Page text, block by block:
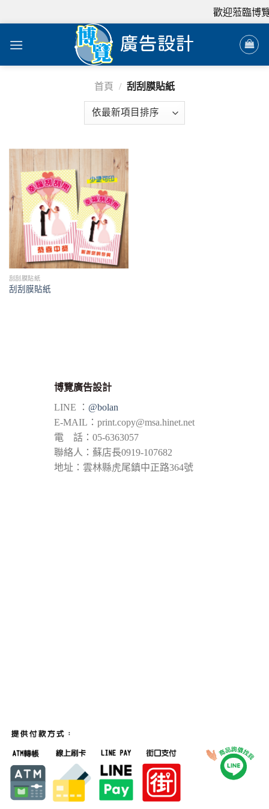
歡迎蒞臨博
首頁 / 刮刮膜貼紙
刮刮膜貼紙
刮刮膜貼紙
博覽廣告設計
LINE ： @bolan
E-MAIL： print.copy@msa.hinet.net
電 話：05-6363057
聯絡人：蘇店長0919-107682
地址：雲林縣虎尾鎮中正路364號